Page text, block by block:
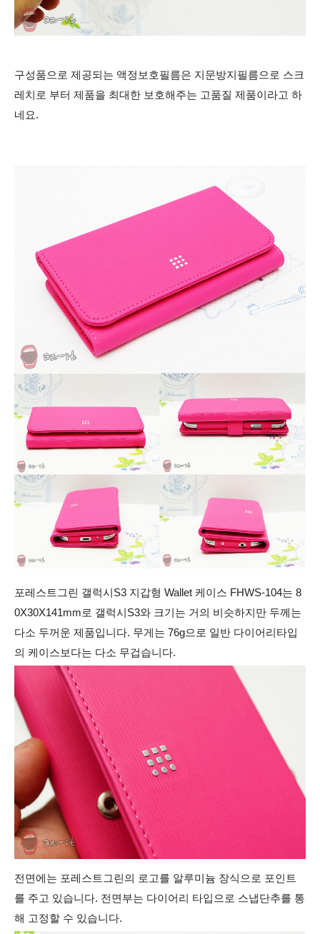
구성품으로 제공되는 액정보호필름은 지문방지필름으로 스크
레치로 부터 제품을 최대한 보호해주는 고품질 제품이라고 하
네요.
포레스트그린 갤럭시S3 지갑형 Wallet 케이스 FHWS-104는 8
0X30X141mm로 갤럭시S3와 크기는 거의 비슷하지만 두께는
다소 두꺼운 제품입니다. 무게는 76g으로 일반 다이어리타입
의 케이스보다는 다소 무겁습니다.
전면에는 포레스트그린의 로고를 알루미늄 장식으로 포인트
를 주고 있습니다. 전면부는 다이어리 타입으로 스냅단추를 통
해 고정할 수 있습니다.